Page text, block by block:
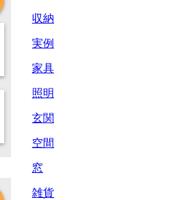
収納
実例
家具
照明
玄関
空間
窓
雑貨